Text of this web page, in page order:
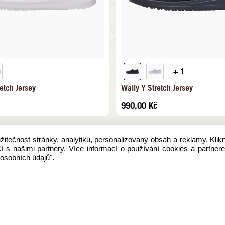
Jersey
+ 1
Wally Y Stretch Jersey
990,00 Kč
stránky, analytiku, personalizovaný obsah a reklamy.
našimi partnery. Více informací o používání cookies a
údajů".